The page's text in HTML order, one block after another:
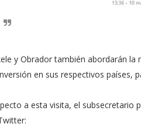
y Obrador también abordarán
en sus respectivos países,
a esta visita, el subsecretario